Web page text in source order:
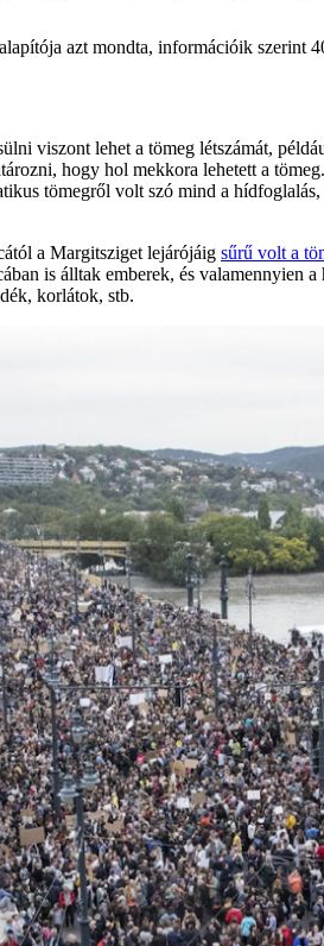
azt mondta, információik szerint
viszont lehet a tömeg létszámát,
hogy hol mekkora lehetett a
tömegről volt szó mind a
a Margitsziget lejárójáig sűrű volt a
is álltak emberek, és valamennyien
korlátok, stb.